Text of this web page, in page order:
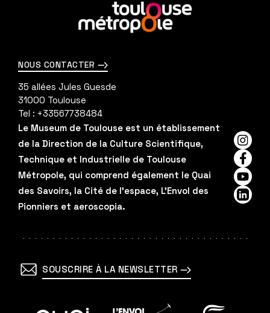
En
savoir
plus
NOUS CONTACTER
35 allées Jules Guesde
31000 Toulouse
Tel : +33567738484
Le Museum de Toulouse est un établissement
de la Direction de la Culture Scientifique,
Technique et Industrielle de Toulouse
Métropole, qui comprend également le Quai
des Savoirs, la Cité de l'espace, L'Envol des
Pionniers et aeroscopia.
SOUSCRIRE À LA NEWSLETTER